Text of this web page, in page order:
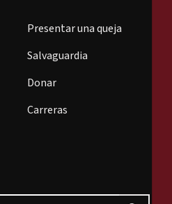
Presentar una queja
Salvaguardia
Donar
Carreras